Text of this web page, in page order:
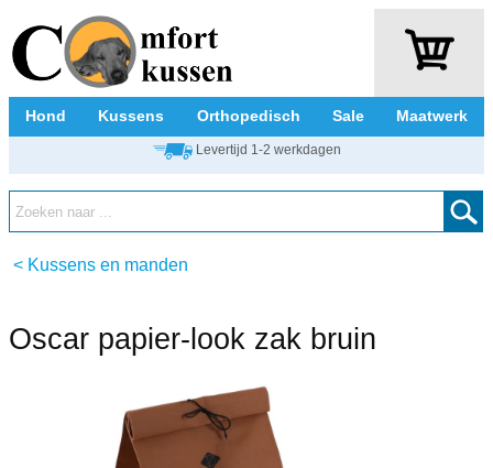
Hond Kussens Orthopedisch Sale Maatwerk
Levertijd 1-2 werkdagen
< Kussens en manden
Oscar papier-look zak bruin